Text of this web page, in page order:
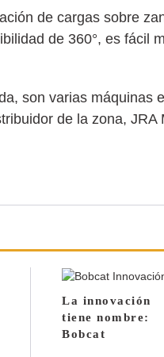
de cargas sobre
de 360°, es fácil
son varias máquinas
de la zona, JRA
La innovación
tiene nombre:
Bobcat